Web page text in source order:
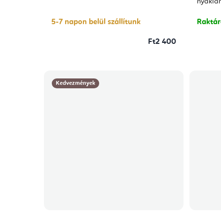
csillag.
5-7 napon belül szállítunk
Ft2 400
Kedvezmények